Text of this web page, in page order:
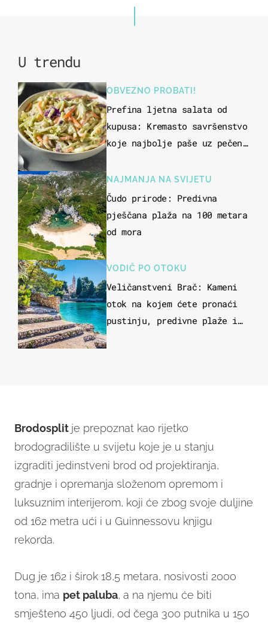
U trendu
OBVEZNO PROBATI!
Prefina ljetna salata od
kupusa: Kremasto savršenstvo
koje najbolje paše uz pečeno
NAJMANJA NA SVIJETU
Čudo prirode: Predivna
pješčana plaža na 100 metara
od mora
VODIČ PO OTOKU
Veličanstveni Brač: Kameni
otok na kojem ćete pronaći
pustinju, predivne plaže i
Brodosplit je prepoznat kao rijetko
brodogradilište u svijetu koje je u stanju
izgraditi jedinstveni brod od projektiranja,
gradnje i opremanja složenom opremom i
luksuznim interijerom, koji će zbog svoje duljine
od 162 metra ući i u Guinnessovu knjigu
rekorda.
Dug je 162 i širok 18,5 metara, nosivosti 2000
tona, ima pet paluba, a na njemu će biti
smješteno 450 ljudi, od čega 300 putnika u 150